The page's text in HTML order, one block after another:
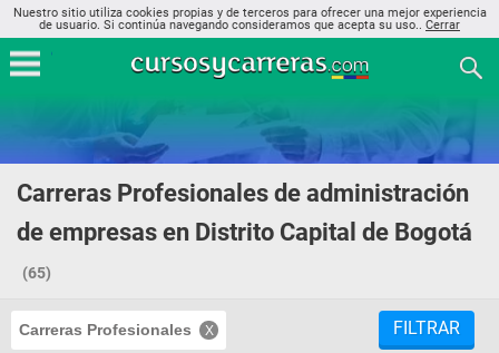
Nuestro sitio utiliza cookies propias y de terceros para ofrecer una mejor experiencia
de usuario. Si continúa navegando consideramos que acepta su uso.. Cerrar
Carreras Profesionales de administración
de empresas en Distrito Capital de Bogotá
(65)
Carreras Profesionales FILTRAR